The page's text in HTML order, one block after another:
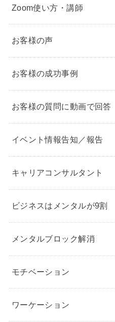
Zoom使い方・講師
お客様の声
お客様の成功事例
お客様の質問に動画で回答
イベント情報告知／報告
キャリアコンサルタント
ビジネスはメンタルが9割
メンタルブロック解消
モチベーション
ワーケーション